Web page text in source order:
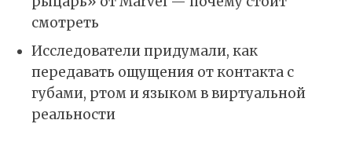
смотреть
Исследователи придумали, как
передавать ощущения от контакта с
губами, ртом и языком в виртуальной
реальности